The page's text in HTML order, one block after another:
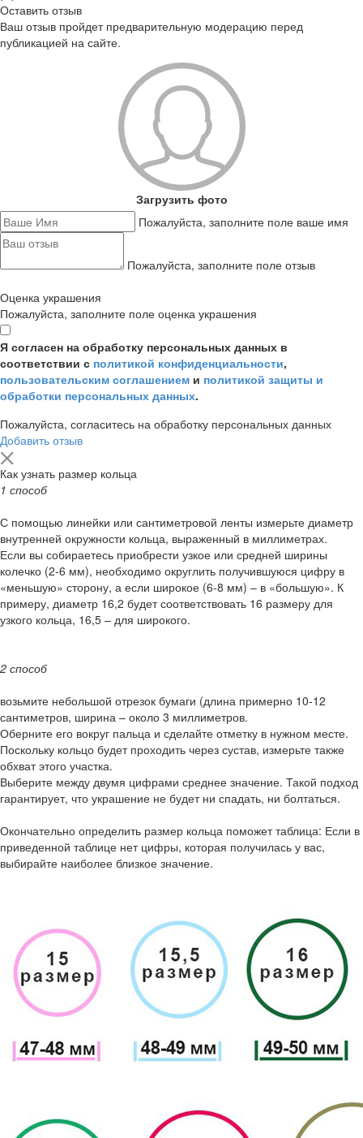
Оставить отзыв
Ваш отзыв пройдет предварительную модерацию перед
публикацией на сайте.
Загрузить фото
Пожалуйста, заполните поле ваше имя
Пожалуйста, заполните поле отзыв
Оценка украшения
Пожалуйста, заполните поле оценка украшения
Я согласен на обработку персональных данных в
соответствии с политикой конфиденциальности,
пользовательским соглашением и политикой защиты и
обработки персональных данных.
Пожалуйста, согласитесь на обработку персональных данных
Добавить отзыв
Как узнать размер кольца
1 способ
С помощью линейки или сантиметровой ленты измерьте диаметр
внутренней окружности кольца, выраженный в миллиметрах.
Если вы собираетесь приобрести узкое или средней ширины
колечко (2-6 мм), необходимо округлить получившуюся цифру в
«меньшую» сторону, а если широкое (6-8 мм) – в «большую». К
примеру, диаметр 16,2 будет соответствовать 16 размеру для
узкого кольца, 16,5 – для широкого.
2 способ
возьмите небольшой отрезок бумаги (длина примерно 10-12
сантиметров, ширина – около 3 миллиметров.
Оберните его вокруг пальца и сделайте отметку в нужном месте.
Поскольку кольцо будет проходить через сустав, измерьте также
обхват этого участка.
Выберите между двумя цифрами среднее значение. Такой подход
гарантирует, что украшение не будет ни спадать, ни болтаться.
Окончательно определить размер кольца поможет таблица: Если в
приведенной таблице нет цифры, которая получилась у вас,
выбирайте наиболее близкое значение.